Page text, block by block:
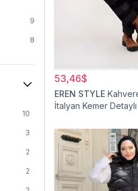
6
9
8
10
3
2
2
53,46$
EREN STYLE
İtalyan Kemer